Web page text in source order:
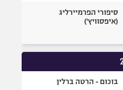
אופניים
כדורמים
פוטבול אמריקאי NFL
סיפורי הפרמיירליג
(איפסוויץ')
בוכום - הרטה ברלין